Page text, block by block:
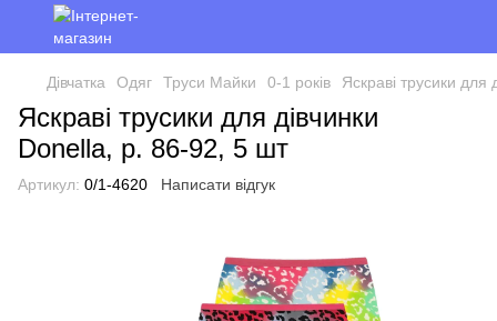
Дівчатка Одяг Труси Майки 0-1 років Яскраві трусики
Яскраві трусики для дівчинки
Donella, р. 86-92, 5 шт
Артикул: 0/1-4620 Написати відгук